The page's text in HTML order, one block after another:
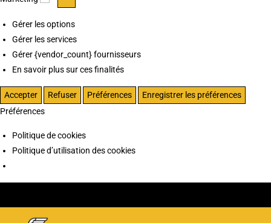
Gérer les options
Gérer les services
Gérer {vendor_count} fournisseurs
En savoir plus sur ces finalités
Accepter Refuser Préférences
Enregistrer les préférences
Préférences
Politique de cookies
Politique d’utilisation des cookies